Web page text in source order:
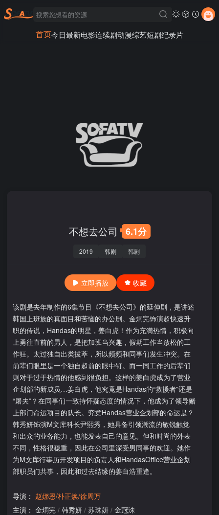
首页今日最新电影连续剧动漫综艺短剧纪录片
不想去公司 6.1分
2019 韩剧 韩剧
立即播放 收藏
该剧是去年制作的6集节目《不想去公司》的延伸剧，是讲述
韩国上班族的真面目和苦恼的办公剧。金烔完饰演超快速升
职的传说，Handas的明星，姜白虎！作为充满热情，积极向
上勇往直前的男人，是把加班当兴趣，假期工作当放松的工
作狂。太过独自出类拔萃，所以频频和同事们发生冲突。在
前辈们眼里是一个独自超前的眼中钉。而一同工作的后辈们
则对于过于热情的他感到很负担。这样的姜白虎成为了营业
企划部的新成员…姜白虎，他究竟是Handas的“救援者”还是
“屠夫”？在同事们一致持怀疑态度的情况下，他成为了领导赌
上部门命运项目的队长。究竟Handas营业企划部的命运是？
韩秀妍饰演M文库科长尹熙秀，她具备引领潮流的敏锐触觉
和出众的业务能力，也能发表自己的意见。但和时尚的外表
不同，性格很稳重，因此在公司里深受男同事的欢迎。她作
为M文库行事历开发项目的负责人和HandasOffice营业企划
部职员们共事，因此和过去结缘的姜白浩重逢。
导演： 赵娜恩/朴正焕/徐周万
主演： 金烔完 / 韩秀妍 / 苏珠妍 / 金冠洙